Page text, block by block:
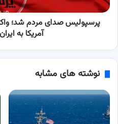
برابر
حمله
ایران
بخوانید!
پرسپولیس صدای مردم شد؛
آمریکا به
نوشته های مشابه